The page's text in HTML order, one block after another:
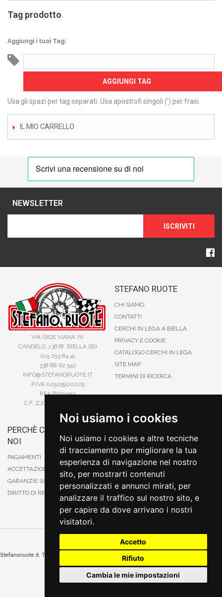
Noi usiamo i cookies
Noi usiamo i cookies e altre tecniche
di tracciamento per migliorare la tua
esperienza di navigazione nel nostro
sito, per mostrarti contenuti
personalizzati e annunci mirati, per
analizzare il traffico sul nostro sito, e
per capire da dove arrivano i nostri
visitatori.
Accetto
Rifiuto
Cambia le mie impostazioni
Tag prodotto
Aggiungi i tuoi Tag:
AGGIUNGI TAG
Usa gli spazi per tag separati. Usa apostrofi singoli (') per frasi.
IL MIO CARRELLO
NEWSLETTER
ISCRIVITI
VIA ISIDE VIANA 70
CANDELO, 13878, BIELLA (BI)
015 253 84 41
338 88 62 542
INFO@STEFANORUOTE.IT
P.IVA 02525900029
REA BI193453
C.F. ZJOSFN73H14A859X
STEFANO RUOTE
CHI SIAMO
CONTATTI
CERCHI IN LEGA A BIELLA
PRIVACY E COOKIE
CATALOGO CERCHI IN LEGA
SITE MAP
TERMINI DI RICERCA
PERCHÈ COMPRARE DA
NOI
PAGAMENTI
ACCETTAZIONE DEGLI ORDINI
GARANZIE SUI PRODOTTI
DIRITTO DI RECESSO
CARTA DI CREDITO
PAYPAL
CONTRASSEGNO
POSTEPAY
Stefanoruote.it. Tutti i diritti riservati. E' vietata la riproduzione anche parziali. Prezzi e
promozioni validi salvo errori o omissioni